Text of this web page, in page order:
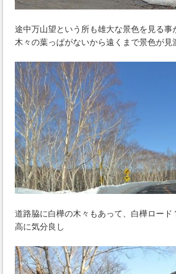
途中万山望という所も雄大な景色を見る事
木々の葉っぱがないから遠くまで景色が見
道路脇に白樺の木々もあって、白樺ロード
高に気分良し